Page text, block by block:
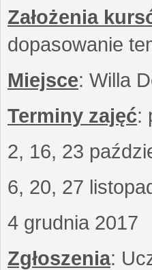
Założenia
dopasowanie
Miejsce: Willa
Terminy zajęć:
2, 16, 23
6, 20, 27
4 grudnia 2017
Zgłoszenia: